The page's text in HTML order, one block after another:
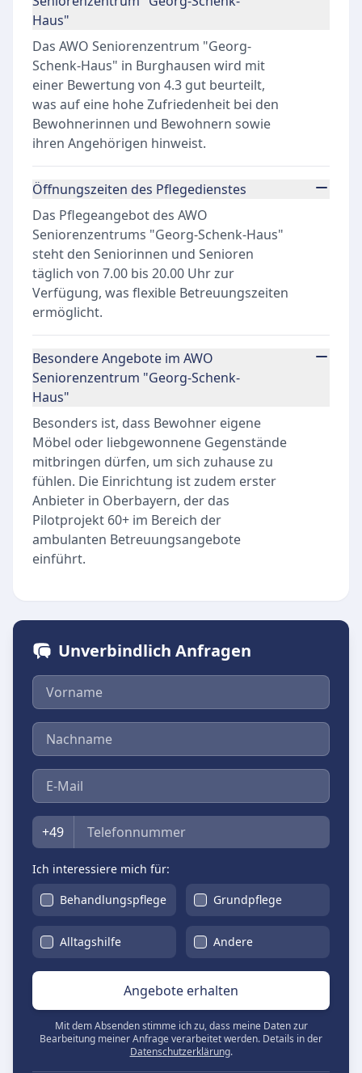
Haus"
Das AWO Seniorenzentrum "Georg-
Schenk-Haus" in Burghausen wird mit
einer Bewertung von 4.3 gut beurteilt,
was auf eine hohe Zufriedenheit bei den
Bewohnerinnen und Bewohnern sowie
ihren Angehörigen hinweist.
Öffnungszeiten des Pflegedienstes
Das Pflegeangebot des AWO
Seniorenzentrums "Georg-Schenk-Haus"
steht den Seniorinnen und Senioren
täglich von 7.00 bis 20.00 Uhr zur
Verfügung, was flexible Betreuungszeiten
ermöglicht.
Besondere Angebote im AWO
Seniorenzentrum "Georg-Schenk-
Haus"
Besonders ist, dass Bewohner eigene
Möbel oder liebgewonnene Gegenstände
mitbringen dürfen, um sich zuhause zu
fühlen. Die Einrichtung ist zudem erster
Anbieter in Oberbayern, der das
Pilotprojekt 60+ im Bereich der
ambulanten Betreuungsangebote
einführt.
Unverbindlich Anfragen
Vorname
Nachname
E-Mail
Telefon
+49
Ich interessiere mich für:
Behandlungspflege
Grundpflege
Alltagshilfe Andere
Angebote erhalten
Mit dem Absenden stimme ich zu, dass meine Daten zur
Bearbeitung meiner Anfrage verarbeitet werden. Details in der
Datenschutzerklärung.